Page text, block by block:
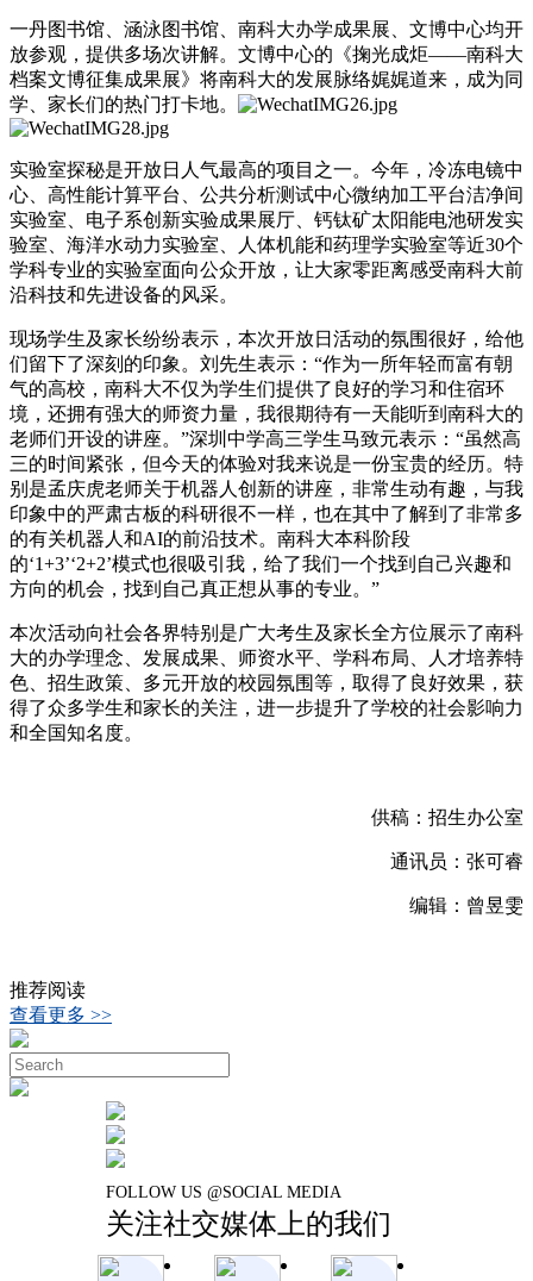
一丹图书馆、涵泳图书馆、南科大办学成果展、文博中心均开
放参观，提供多场次讲解。文博中心的《掬光成炬——南科大
档案文博征集成果展》将南科大的发展脉络娓娓道来，成为同
学、家长们的热门打卡地。
实验室探秘是开放日人气最高的项目之一。今年，冷冻电镜中
心、高性能计算平台、公共分析测试中心微纳加工平台洁净间
实验室、电子系创新实验成果展厅、钙钛矿太阳能电池研发实
验室、海洋水动力实验室、人体机能和药理学实验室等近30个
学科专业的实验室面向公众开放，让大家零距离感受南科大前
沿科技和先进设备的风采。
现场学生及家长纷纷表示，本次开放日活动的氛围很好，给他
们留下了深刻的印象。刘先生表示：“作为一所年轻而富有朝
气的高校，南科大不仅为学生们提供了良好的学习和住宿环
境，还拥有强大的师资力量，我很期待有一天能听到南科大的
老师们开设的讲座。”深圳中学高三学生马致元表示：“虽然高
三的时间紧张，但今天的体验对我来说是一份宝贵的经历。特
别是孟庆虎老师关于机器人创新的讲座，非常生动有趣，与我
印象中的严肃古板的科研很不一样，也在其中了解到了非常多
的有关机器人和AI的前沿技术。南科大本科阶段
的‘1+3’‘2+2’模式也很吸引我，给了我们一个找到自己兴趣和
方向的机会，找到自己真正想从事的专业。”
本次活动向社会各界特别是广大考生及家长全方位展示了南科
大的办学理念、发展成果、师资水平、学科布局、人才培养特
色、招生政策、多元开放的校园氛围等，取得了良好效果，获
得了众多学生和家长的关注，进一步提升了学校的社会影响力
和全国知名度。
供稿：招生办公室
通讯员：张可睿
编辑：曾昱雯
推荐阅读
查看更多 >>
FOLLOW US @SOCIAL MEDIA
关注社交媒体上的我们